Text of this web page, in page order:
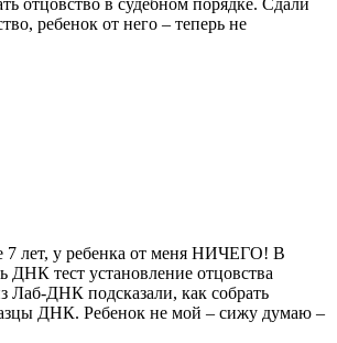
ребенок от него – теперь не
лет, у ребенка от меня НИЧЕГО! В
ДНК тест установление отцовства
Лаб-ДНК подсказали, как собрать
ДНК. Ребенок не мой – сижу думаю –